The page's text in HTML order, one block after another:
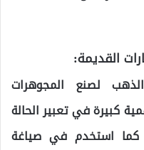
القديمة:
لصنع المجوهرات
كبيرة في تعبير الحالة
كما استخدم في صياغة